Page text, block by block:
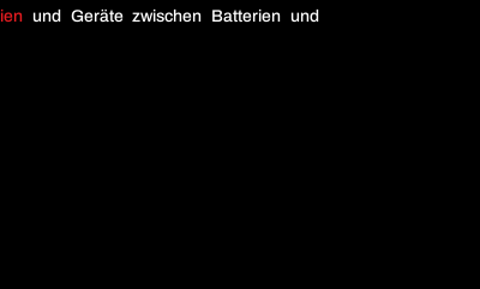
und Geräte zwischen Batterien und